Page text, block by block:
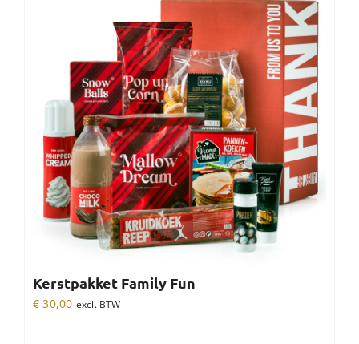
Kerstpakket Family Fun
€ 30,00 excl. BTW